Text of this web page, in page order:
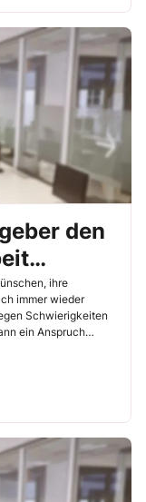
den
ihre
immer wieder
Schwierigkeiten
ein Anspruch
im
betrieblichen
Köln entschieden